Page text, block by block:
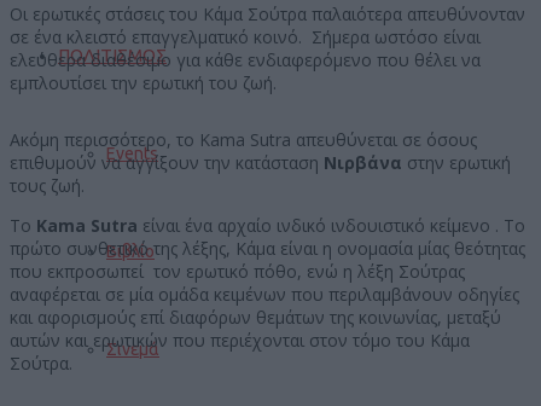
ΠΟΛΙΤΙΣΜΟΣ
Events
Βιβλίο
Σινεμά
Οι ερωτικές στάσεις του Κάμα Σούτρα παλαιότερα απευθύνονταν
σε ένα κλειστό επαγγελματικό κοινό. Σήμερα ωστόσο είναι
ελεύθερα διαθέσιμο για κάθε ενδιαφερόμενο που θέλει να
εμπλουτίσει την ερωτική του ζωή.
Ακόμη περισσότερο, το Kama Sutra απευθύνεται σε όσους
επιθυμούν να αγγίξουν την κατάσταση Νιρβάνα στην ερωτική
τους ζωή.
Το Kama Sutra είναι ένα αρχαίο ινδικό ινδουιστικό κείμενο . Το
πρώτο συνθετικό της λέξης, Κάμα είναι η ονομασία μίας θεότητας
που εκπροσωπεί τον ερωτικό πόθο, ενώ η λέξη Σούτρας
αναφέρεται σε μία ομάδα κειμένων που περιλαμβάνουν οδηγίες
και αφορισμούς επί διαφόρων θεμάτων της κοινωνίας, μεταξύ
αυτών και ερωτικών που περιέχονται στον τόμο του Κάμα
Σούτρα.